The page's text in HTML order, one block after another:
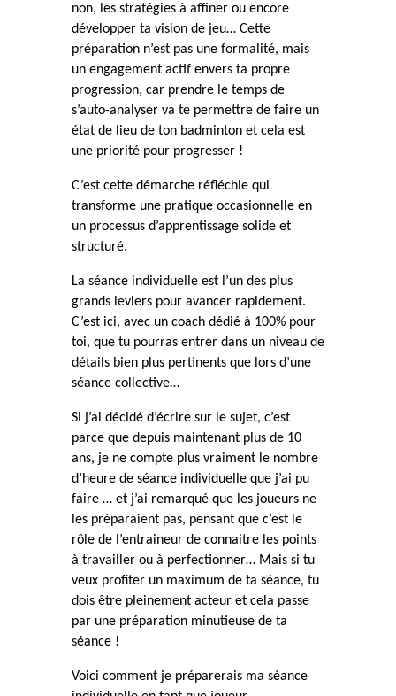
non, les stratégies à affiner ou encore
développer ta vision de jeu… Cette
préparation n’est pas une formalité, mais
un engagement actif envers ta propre
progression, car prendre le temps de
s’auto-analyser va te permettre de faire un
état de lieu de ton badminton et cela est
une priorité pour progresser !
C’est cette démarche réfléchie qui
transforme une pratique occasionnelle en
un processus d’apprentissage solide et
structuré.
La séance individuelle est l’un des plus
grands leviers pour avancer rapidement.
C’est ici, avec un coach dédié à 100% pour
toi, que tu pourras entrer dans un niveau de
détails bien plus pertinents que lors d’une
séance collective…
Si j’ai décidé d’écrire sur le sujet, c’est
parce que depuis maintenant plus de 10
ans, je ne compte plus vraiment le nombre
d’heure de séance individuelle que j’ai pu
faire … et j’ai remarqué que les joueurs ne
les préparaient pas, pensant que c’est le
rôle de l’entraineur de connaitre les points
à travailler ou à perfectionner… Mais si tu
veux profiter un maximum de ta séance, tu
dois être pleinement acteur et cela passe
par une préparation minutieuse de ta
séance !
Voici comment je préparerais ma séance